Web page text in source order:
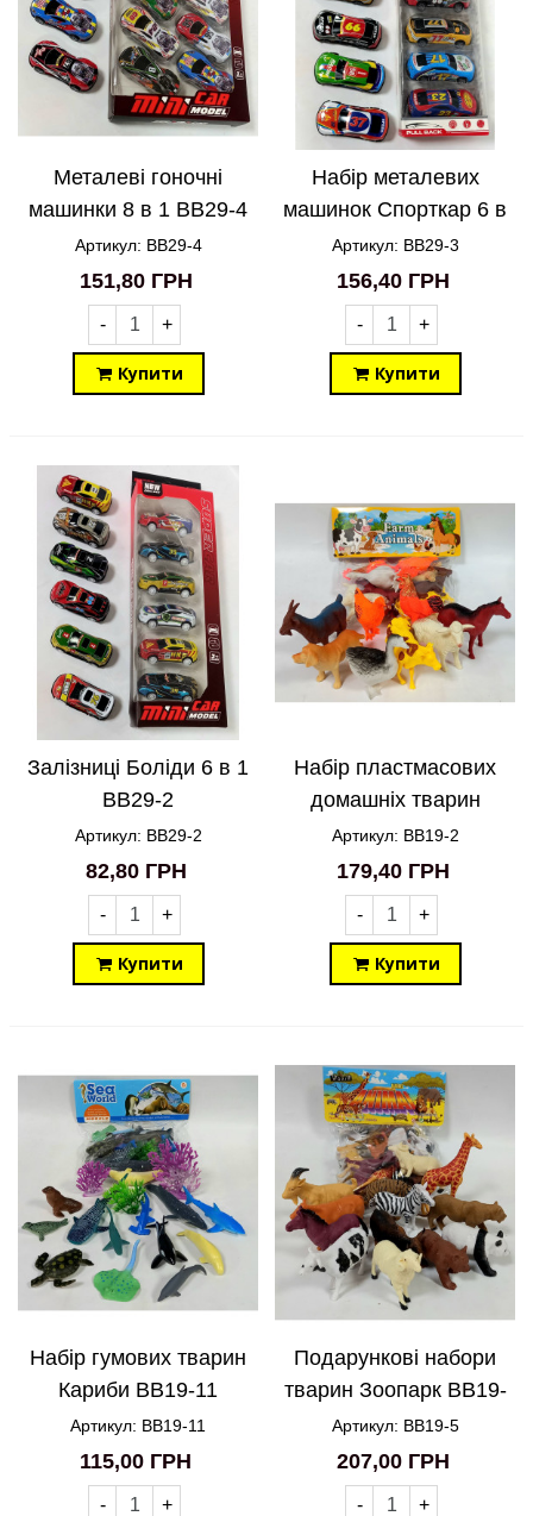
Металеві гоночні
машинки 8 в 1 BB29-4
Артикул: BB29-4
151,80 ГРН
- +
Купити
Набір металевих
машинок Спорткар 6 в
1 BB29-3
Артикул: BB29-3
156,40 ГРН
- +
Купити
Залізниці Боліди 6 в 1
BB29-2
Артикул: BB29-2
82,80 ГРН
- +
Купити
Набір пластмасових
домашніх тварин
Ферма BB19-2
Артикул: BB19-2
179,40 ГРН
- +
Купити
Набір гумових тварин
Кариби BB19-11
Артикул: BB19-11
115,00 ГРН
- +
Подарункові набори
тварин Зоопарк BB19-
5
Артикул: BB19-5
207,00 ГРН
- +